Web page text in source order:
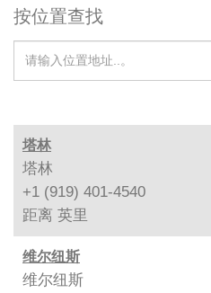
按位置查找
塔林
塔林
+1 (919) 401-4540
距离 英里
维尔纽斯
维尔纽斯